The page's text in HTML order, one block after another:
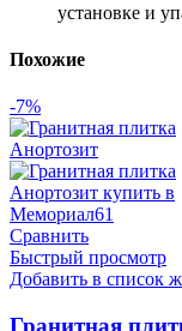
установке и
Похожие
-7%
Сравнить
Быстрый просмотр
Добавить в список
Гранитная